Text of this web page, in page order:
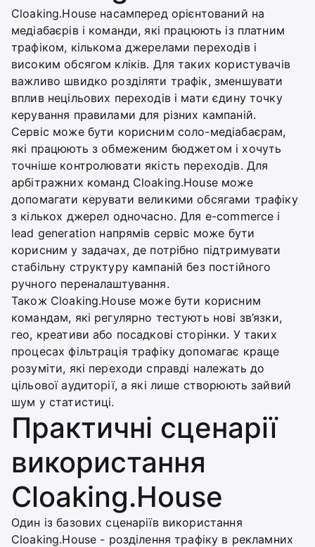
Cloaking.House насамперед орієнтований на
медіабаєрів і команди, які працюють із платним
трафіком, кількома джерелами переходів і
високим обсягом кліків. Для таких користувачів
важливо швидко розділяти трафік, зменшувати
вплив нецільових переходів і мати єдину точку
керування правилами для різних кампаній.
Сервіс може бути корисним соло-медіабаєрам,
які працюють з обмеженим бюджетом і хочуть
точніше контролювати якість переходів. Для
арбітражних команд Cloaking.House може
допомагати керувати великими обсягами трафіку
з кількох джерел одночасно. Для e-commerce і
lead generation напрямів сервіс може бути
корисним у задачах, де потрібно підтримувати
стабільну структуру кампаній без постійного
ручного переналаштування.
Також Cloaking.House може бути корисним
командам, які регулярно тестують нові зв’язки,
гео, креативи або посадкові сторінки. У таких
процесах фільтрація трафіку допомагає краще
розуміти, які переходи справді належать до
цільової аудиторії, а які лише створюють зайвий
шум у статистиці.
Практичні сценарії
використання
Cloaking.House
Один із базових сценаріїв використання
Cloaking.House - розділення трафіку в рекламних